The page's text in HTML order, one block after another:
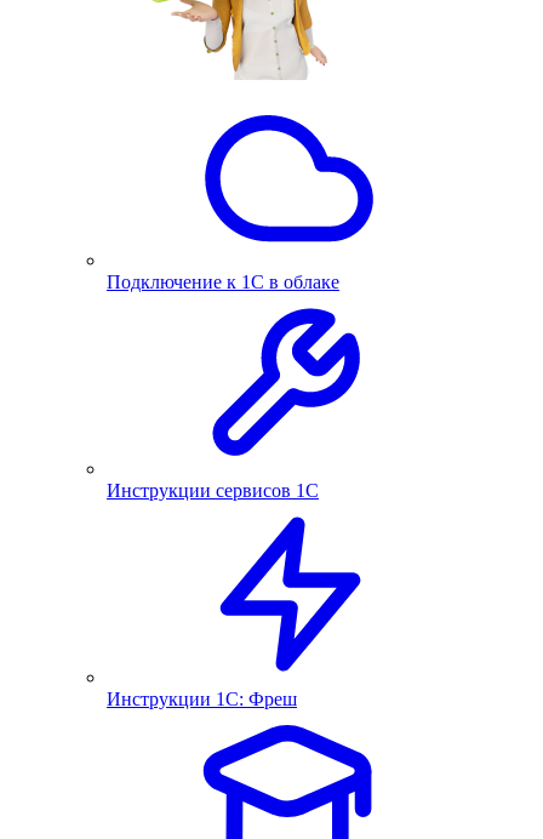
Подключение к 1С в облаке
Инструкции сервисов 1С
Инструкции 1С: Фреш